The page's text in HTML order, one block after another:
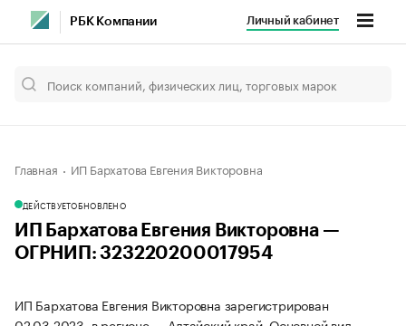
РБК Компании Личный кабинет
Главная ИП Бархатова Евгения Викторовна
ДЕЙСТВУЕТОБНОВЛЕНО
ИП Бархатова Евгения Викторовна —
ОГРНИП: 323220200017954
ИП Бархатова Евгения Викторовна зарегистрирован